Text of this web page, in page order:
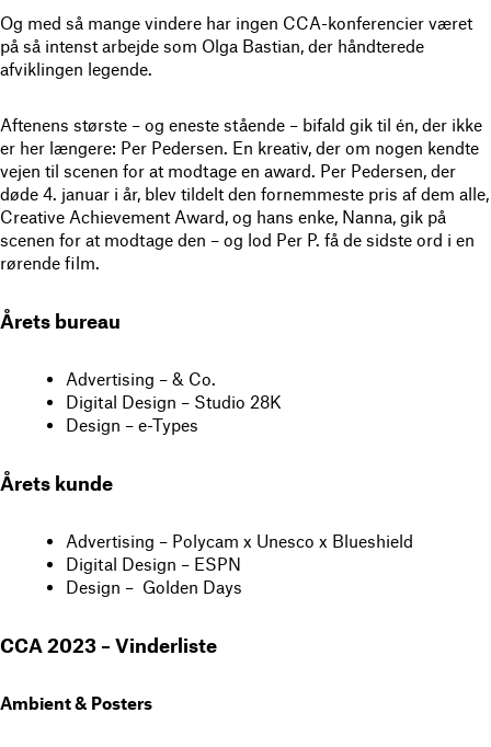
Og med så mange vindere har ingen CCA-konferencier været
på så intenst arbejde som Olga Bastian, der håndterede
afviklingen legende.
Aftenens største – og eneste stående – bifald gik til én, der ikke
er her længere: Per Pedersen. En kreativ, der om nogen kendte
vejen til scenen for at modtage en award. Per Pedersen, der
døde 4. januar i år, blev tildelt den fornemmeste pris af dem alle,
Creative Achievement Award, og hans enke, Nanna, gik på
scenen for at modtage den – og lod Per P. få de sidste ord i en
rørende film.
Årets bureau
Advertising – & Co.
Digital Design – Studio 28K
Design – e-Types
Årets kunde
Advertising – Polycam x Unesco x Blueshield
Digital Design – ESPN
Design – Golden Days
CCA 2023 – Vinderliste
Ambient & Posters